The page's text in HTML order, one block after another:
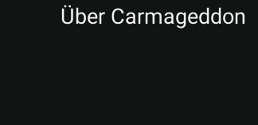
Über Carmageddon